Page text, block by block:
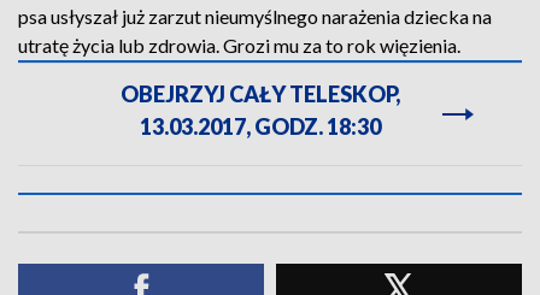
psa usłyszał już zarzut nieumyślnego narażenia dziecka na
utratę życia lub zdrowia. Grozi mu za to rok więzienia.
OBEJRZYJ CAŁY TELESKOP,
13.03.2017, GODZ. 18:30